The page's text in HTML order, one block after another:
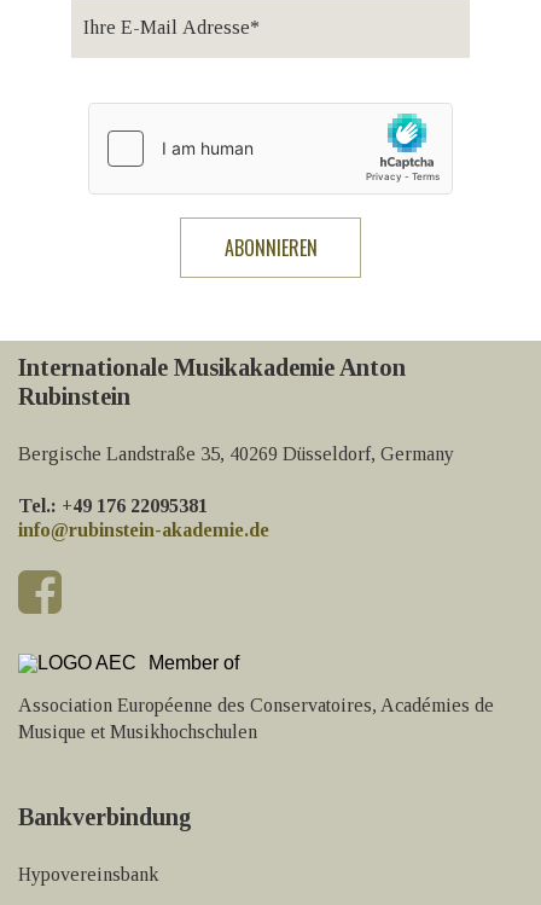
Internationale Musikakademie Anton
Rubinstein
Bergische Landstraße 35, 40269 Düsseldorf, Germany
Tel.: +49 176 22095381
info@rubinstein-akademie.de
Member of
Association Européenne des Conservatoires, Académies de
Musique et Musikhochschulen
Bankverbindung
Hypovereinsbank